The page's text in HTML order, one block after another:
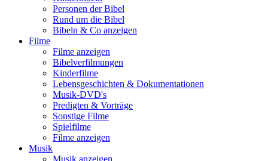
Personen der Bibel
Rund um die Bibel
Bibeln & Co anzeigen
Filme
Filme anzeigen
Bibelverfilmungen
Kinderfilme
Lebensgeschichten & Dokumentationen
Musik-DVD's
Predigten & Vorträge
Sonstige Filme
Spielfilme
Filme anzeigen
Musik
Musik anzeigen